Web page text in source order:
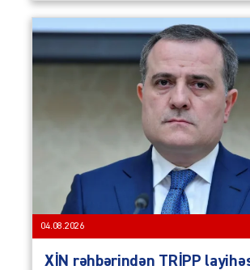
04.08.2026
XİN rəhbərindən TRİPP